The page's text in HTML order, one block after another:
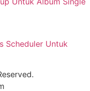
Scheduler Untuk